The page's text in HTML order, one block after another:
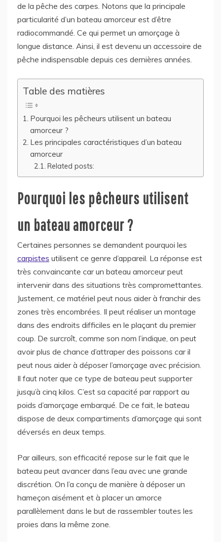
de la pêche des carpes. Notons que la principale
particularité d’un bateau amorceur est d’être
radiocommandé. Ce qui permet un amorçage à
longue distance. Ainsi, il est devenu un accessoire de
pêche indispensable depuis ces dernières années.
Table des matières
Pourquoi les pêcheurs utilisent un bateau
amorceur ?
Les principales caractéristiques d’un bateau
amorceur
Related posts:
Pourquoi les pêcheurs utilisent
un bateau amorceur ?
Certaines personnes se demandent pourquoi les
carpistes utilisent ce genre d’appareil. La réponse est
très convaincante car un bateau amorceur peut
intervenir dans des situations très compromettantes.
Justement, ce matériel peut nous aider à franchir des
zones très encombrées. Il peut réaliser un montage
dans des endroits difficiles en le plaçant du premier
coup. De surcroît, comme son nom l’indique, on peut
avoir plus de chance d’attraper des poissons car il
peut nous aider à déposer l’amorçage avec précision.
Il faut noter que ce type de bateau peut supporter
jusqu’à cinq kilos. C’est sa capacité par rapport au
poids d’amorçage embarqué. De ce fait, le bateau
dispose de deux compartiments d’amorçage qui sont
déversés en deux temps.
Par ailleurs, son efficacité repose sur le fait que le
bateau peut avancer dans l’eau avec une grande
discrétion. On l’a conçu de manière à déposer un
hameçon aisément et à placer un amorce
parallèlement dans le but de rassembler toutes les
proies dans la même zone.